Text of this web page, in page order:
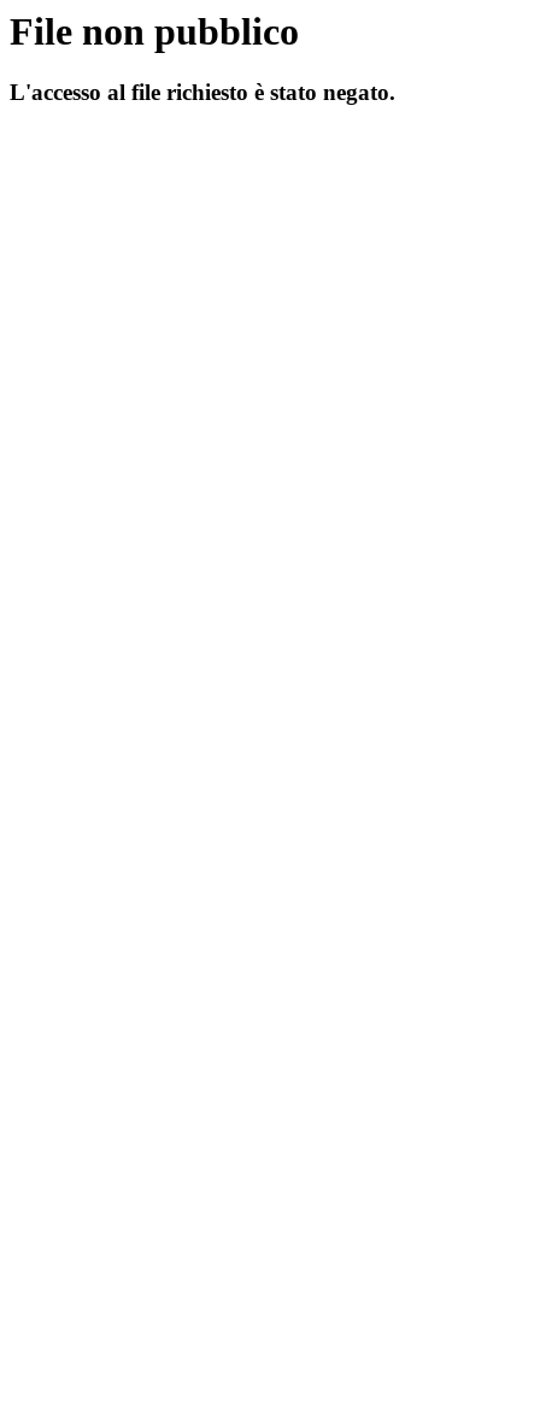
File non pubblico
L'accesso al file richiesto è stato negato.